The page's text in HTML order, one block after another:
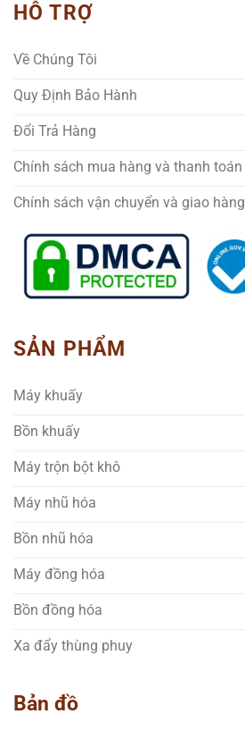
HỖ TRỢ
Về Chúng Tôi
Quy Định Bảo Hành
Đổi Trả Hàng
Chính sách mua hàng và thanh toán
Chính sách vận chuyển và giao hàng
SẢN PHẨM
Máy khuấy
Bồn khuấy
Máy trộn bột khô
Máy nhũ hóa
Bồn nhũ hóa
Máy đồng hóa
Bồn đồng hóa
Xa đẩy thùng phuy
Bản đồ